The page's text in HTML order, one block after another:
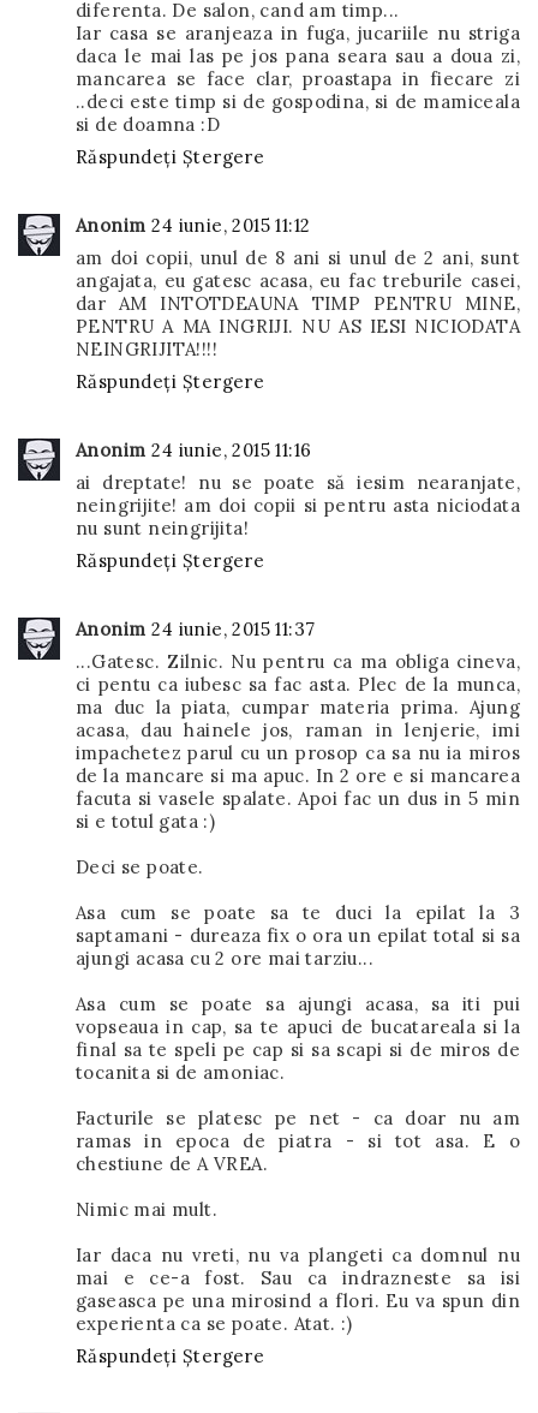
diferenta. De salon, cand am timp...
Iar casa se aranjeaza in fuga, jucariile nu striga
daca le mai las pe jos pana seara sau a doua zi,
mancarea se face clar, proastapa in fiecare zi
..deci este timp si de gospodina, si de mamiceala
si de doamna :D
Răspundeți Ștergere
Anonim 24 iunie, 2015 11:12
am doi copii, unul de 8 ani si unul de 2 ani, sunt
angajata, eu gatesc acasa, eu fac treburile casei,
dar AM INTOTDEAUNA TIMP PENTRU MINE,
PENTRU A MA INGRIJI. NU AS IESI NICIODATA
NEINGRIJITA!!!!
Răspundeți Ștergere
Anonim 24 iunie, 2015 11:16
ai dreptate! nu se poate să iesim nearanjate,
neingrijite! am doi copii si pentru asta niciodata
nu sunt neingrijita!
Răspundeți Ștergere
Anonim 24 iunie, 2015 11:37
...Gatesc. Zilnic. Nu pentru ca ma obliga cineva,
ci pentu ca iubesc sa fac asta. Plec de la munca,
ma duc la piata, cumpar materia prima. Ajung
acasa, dau hainele jos, raman in lenjerie, imi
impachetez parul cu un prosop ca sa nu ia miros
de la mancare si ma apuc. In 2 ore e si mancarea
facuta si vasele spalate. Apoi fac un dus in 5 min
si e totul gata :)
Deci se poate.
Asa cum se poate sa te duci la epilat la 3
saptamani - dureaza fix o ora un epilat total si sa
ajungi acasa cu 2 ore mai tarziu...
Asa cum se poate sa ajungi acasa, sa iti pui
vopseaua in cap, sa te apuci de bucatareala si la
final sa te speli pe cap si sa scapi si de miros de
tocanita si de amoniac.
Facturile se platesc pe net - ca doar nu am
ramas in epoca de piatra - si tot asa. E o
chestiune de A VREA.
Nimic mai mult.
Iar daca nu vreti, nu va plangeti ca domnul nu
mai e ce-a fost. Sau ca indrazneste sa isi
gaseasca pe una mirosind a flori. Eu va spun din
experienta ca se poate. Atat. :)
Răspundeți Ștergere